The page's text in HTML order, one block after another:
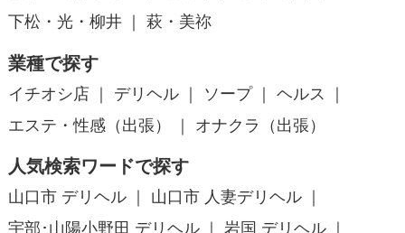
下松・光・柳井
萩・美祢
業種で探す
イチオシ店 デリヘル ソープ
ヘルス
エステ・性感（出張）
オナクラ（出張）
人気検索ワードで探す
山口市 デリヘル
山口市 人妻デリヘル
宇部･山陽小野田 デリヘル
岩国 デリヘル